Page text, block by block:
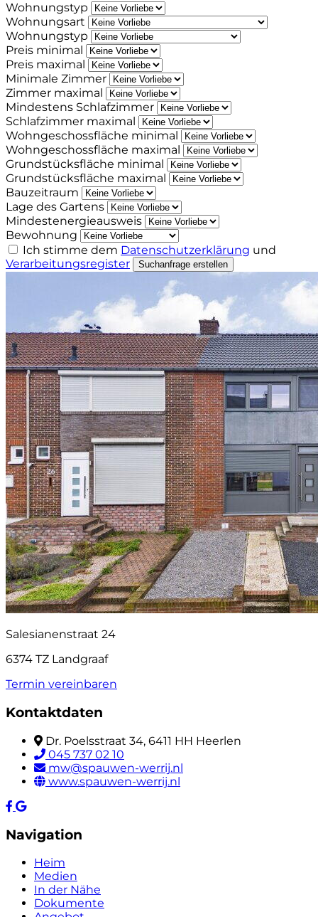
Wohnungstyp
Wohnungsart
Wohnungstyp
Preis minimal
Preis maximal
Minimale Zimmer
Zimmer maximal
Mindestens Schlafzimmer
Schlafzimmer maximal
Wohngeschossfläche minimal
Wohngeschossfläche maximal
Grundstücksfläche minimal
Grundstücksfläche maximal
Bauzeitraum
Lage des Gartens
Mindestenergieausweis
Bewohnung
Ich stimme dem Datenschutzerklärung und
Verarbeitungsregister
Suchanfrage erstellen
Salesianenstraat 24
6374 TZ Landgraaf
Termin vereinbaren
Kontaktdaten
Dr. Poelsstraat 34, 6411 HH Heerlen
045 737 02 10
mw@spauwen-werrij.nl
www.spauwen-werrij.nl
Navigation
Heim
Medien
In der Nähe
Dokumente